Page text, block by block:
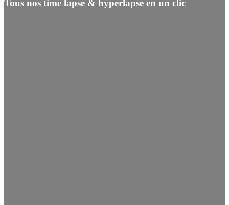
Tous nos time lapse & hyperlapse en un clic